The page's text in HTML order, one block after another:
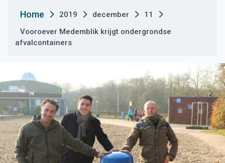
Home 2019 december
11
Vooroever Medemblik krijgt ondergrondse
afvalcontainers